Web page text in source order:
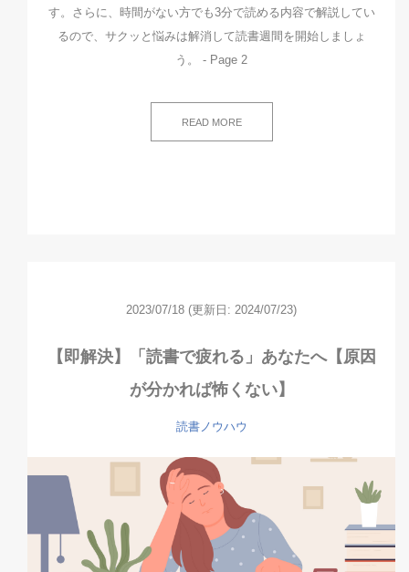
す。さらに、時間がない方でも3分で読める内容で解説してい
るので、サクッと悩みは解消して読書週間を開始しましょ
う。 - Page 2
READ MORE
2023/07/18 (更新日: 2024/07/23)
【即解決】「読書で疲れる」あなたへ【原因
が分かれば怖くない】
読書ノウハウ